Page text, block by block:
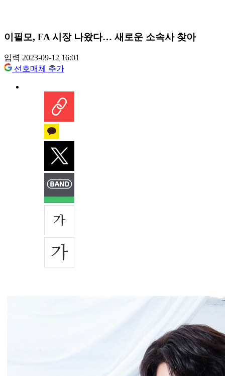
이필모, FA 시장 나왔다… 새로운 소속사 찾아
입력 2023-09-12 16:01
선호매체 추가